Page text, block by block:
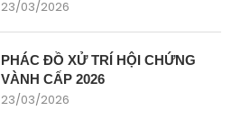
23/03/2026
PHÁC ĐỒ XỬ TRÍ HỘI CHỨNG
VÀNH CẤP 2026
23/03/2026